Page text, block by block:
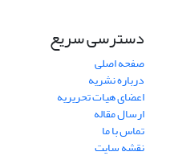
دسترسی سریع
صفحه اصلی
درباره نشریه
اعضای هیات تحریریه
ارسال مقاله
تماس با ما
نقشه سایت